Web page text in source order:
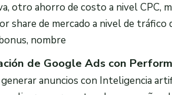
otro ahorro de costo a nivel CPC,
share de mercado a nivel de tráfico
nombre
de Google Ads con
anuncios con Inteligencia